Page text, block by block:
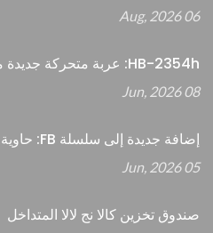
06 Aug, 2026
HB-2354h: عربة متحركة جديدة من 4 طبقات...
08 Jun, 2026
إضافة جديدة إلى سلسلة FB: حاوية...
05 Jun, 2026
صندوق تخزين كالا نج لالا المتداخل